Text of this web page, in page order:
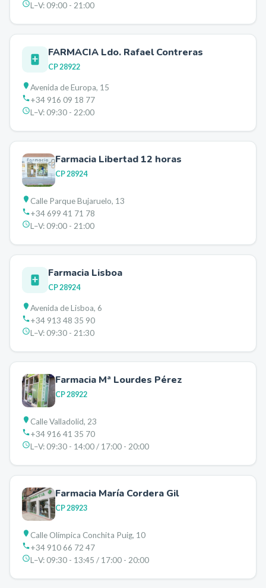
L–V:09:00 - 21:00
FARMACIA Ldo. Rafael Contreras
CP28922
Avenida de Europa, 15
+34 916 09 18 77
L–V:09:30 - 22:00
Farmacia Libertad 12 horas
CP28924
Calle Parque Bujaruelo, 13
+34 699 41 71 78
L–V:09:00 - 21:00
Farmacia Lisboa
CP28924
Avenida de Lisboa, 6
+34 913 48 35 90
L–V:09:30 - 21:30
Farmacia Mª Lourdes Pérez
CP28922
Calle Valladolid, 23
+34 916 41 35 70
L–V:09:30 - 14:00 / 17:00 - 20:00
Farmacia María Cordera Gil
CP28923
Calle Olímpica Conchita Puig, 10
+34 910 66 72 47
L–V:09:30 - 13:45 / 17:00 - 20:00